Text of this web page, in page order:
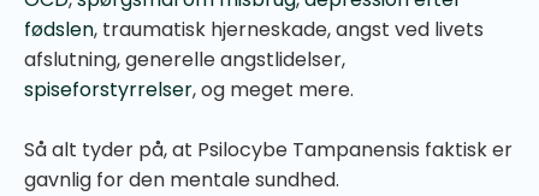
fødslen, traumatisk hjerneskade, angst ved livets
afslutning, generelle angstlidelser,
spiseforstyrrelser, og meget mere.
Så alt tyder på, at Psilocybe Tampanensis faktisk er
gavnlig for den mentale sundhed.